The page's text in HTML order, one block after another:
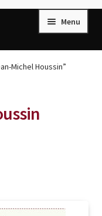
Menu
Michel Houssin”